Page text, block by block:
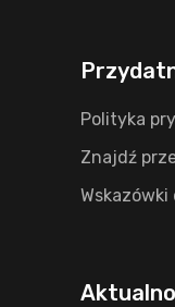
Polityka
Znajdź